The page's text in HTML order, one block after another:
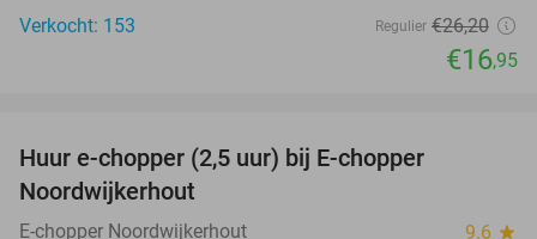
Verkocht: 153
Regulier €26,20
€16,95
Huur e-chopper (2,5 uur) bij E-chopper
Noordwijkerhout
E-chopper Noordwijkerhout 9.6 star